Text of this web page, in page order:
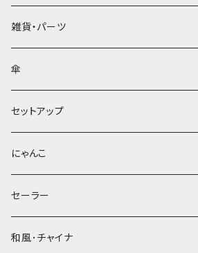
雑貨・パーツ
傘
セットアップ
にゃんこ
セーラー
和風･チャイナ